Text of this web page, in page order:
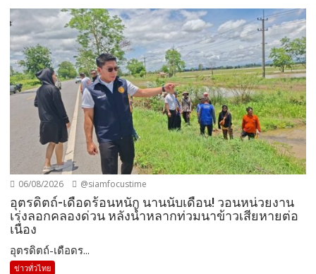
06/08/2026 @siamfocustime
อุตรดิตถ์-เดือดร้อนหนัก นานนับเดือน! วอนหน่วยงาน
เร่งลอกคลองด่วน หลังน้ำหลากท่วมนาข้าวเสียหายต่อ
เนื่อง
อุตรดิตถ์-เดือดร...
ข่าวทั่วไทย